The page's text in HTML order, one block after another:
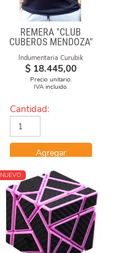
REMERA "CLUB
CUBEROS MENDOZA"
2020-21 NEGRA DE
ALGODÓN ESTAMPADA
Indumentaria Curubik
$ 18.445,00
Precio unitario.
IVA incluido.
Cantidad:
Agregar
NUEVO